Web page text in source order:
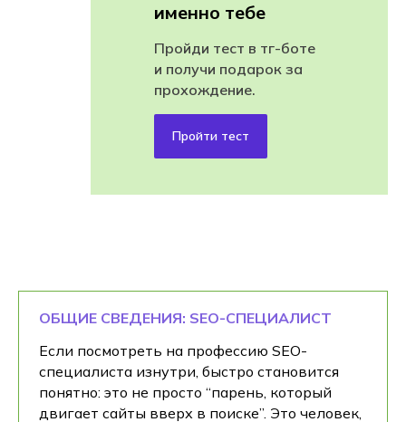
именно тебе
Пройди тест в тг-боте
и получи подарок за
прохождение.
Пройти тест
ОБЩИЕ СВЕДЕНИЯ: SEO-СПЕЦИАЛИСТ
Если посмотреть на профессию SEO-
специалиста изнутри, быстро становится
понятно: это не просто “парень, который
двигает сайты вверх в поиске”. Это человек,